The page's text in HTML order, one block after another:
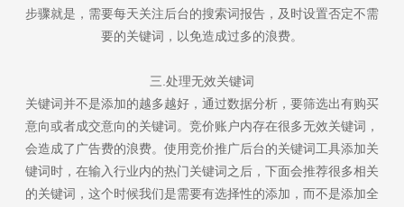
步骤就是，需要每天关注后台的搜索词报告，及时设置否定不需
要的关键词，以免造成过多的浪费。
三.处理无效关键词
关键词并不是添加的越多越好，通过数据分析，要筛选出有购买
意向或者成交意向的关键词。竞价账户内存在很多无效关键词，
会造成了广告费的浪费。使用竞价推广后台的关键词工具添加关
键词时，在输入行业内的热门关键词之后，下面会推荐很多相关
的关键词，这个时候我们是需要有选择性的添加，而不是添加全